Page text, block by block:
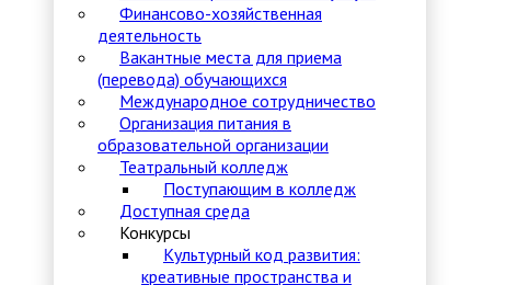
Финансово-хозяйственная
деятельность
Вакантные места для приема
(перевода) обучающихся
Международное сотрудничество
Организация питания в
образовательной организации
Театральный колледж
Поступающим в колледж
Доступная среда
Конкурсы
Культурный код развития:
креативные пространства и